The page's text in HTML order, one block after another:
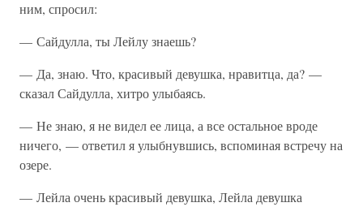
ним, спросил:
— Сайдулла, ты Лейлу знаешь?
— Да, знаю. Что, красивый девушка, нравитца, да? —
сказал Сайдулла, хитро улыбаясь.
— Не знаю, я не видел ее лица, а все остальное вроде
ничего, — ответил я улыбнувшись, вспоминая встречу на
озере.
— Лейла очень красивый девушка, Лейла девушка